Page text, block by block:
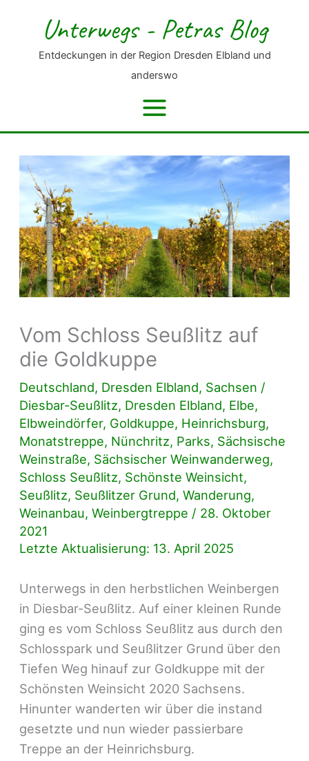
springen
Unterwegs - Petras Blog
Entdeckungen in der Region Dresden Elbland und
anderswo
Vom Schloss Seußlitz auf
die Goldkuppe
Deutschland, Dresden Elbland, Sachsen /
Diesbar-Seußlitz, Dresden Elbland, Elbe,
Elbweindörfer, Goldkuppe, Heinrichsburg,
Monatstreppe, Nünchritz, Parks, Sächsische
Weinstraße, Sächsischer Weinwanderweg,
Schloss Seußlitz, Schönste Weinsicht,
Seußlitz, Seußlitzer Grund,Wanderung,
Weinanbau,Weinbergtreppe / 28. Oktober
2021
Letzte Aktualisierung: 13. April 2025
Unterwegs in den herbstlichen Weinbergen
in Diesbar-Seußlitz. Auf einer kleinen Runde
ging es vom Schloss Seußlitz aus durch den
Schlosspark und Seußlitzer Grund über den
Tiefen Weg hinauf zur Goldkuppe mit der
Schönsten Weinsicht 2020 Sachsens.
Hinunter wanderten wir über die instand
gesetzte und nun wieder passierbare
Treppe an der Heinrichsburg.